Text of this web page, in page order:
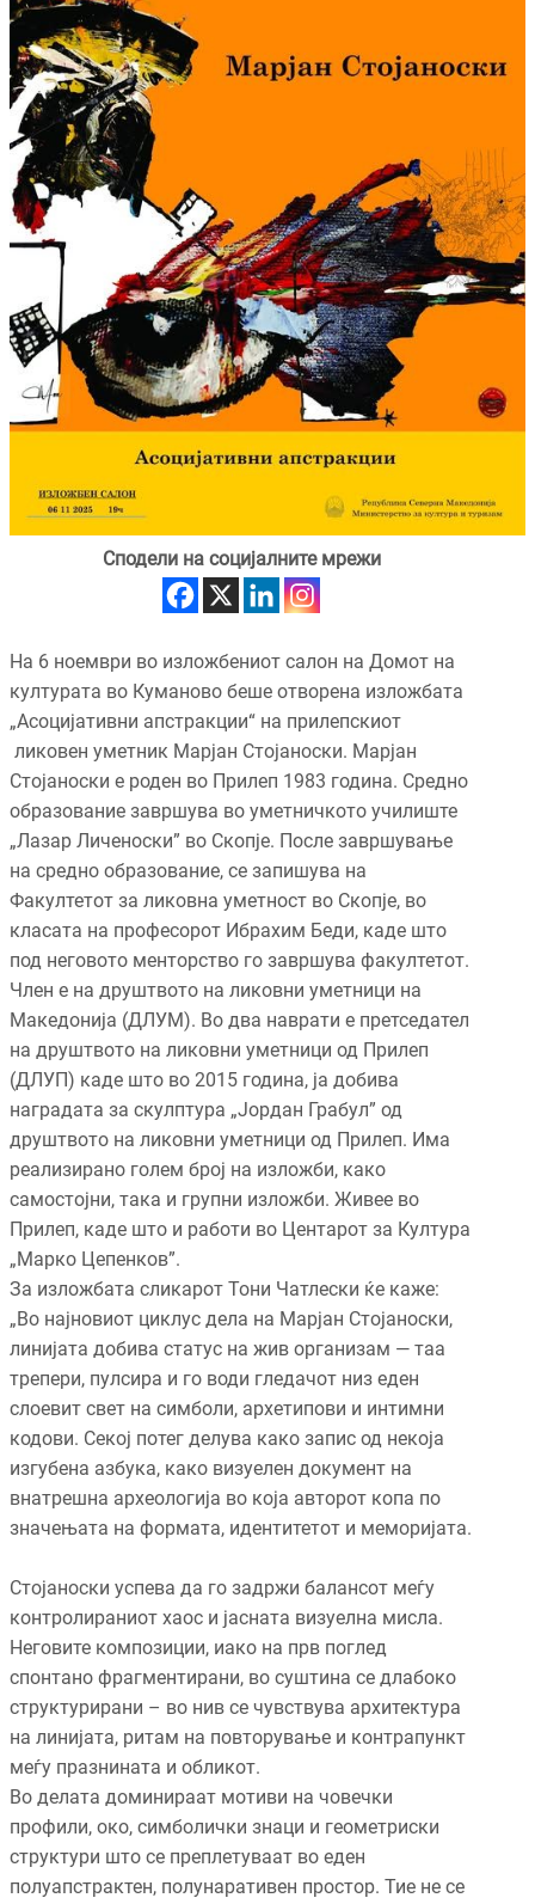
Сподели на социјалните мрежи
На 6 ноември во изложбениот салон на Домот на
културата во Куманово беше отворена изложбата
„Асоцијативни апстракции“ на прилепскиот
ликовен уметник Марјан Стојаноски. Марјан
Стојаноски е роден во Прилеп 1983 година. Средно
образование завршува во уметничкото училиште
„Лазар Личеноски” во Скопје. После завршување
на средно образование, се запишува на
Факултетот за ликовна уметност во Скопје, во
класата на професорот Ибрахим Беди, каде што
под неговото менторство го завршува факултетот.
Член е на друштвото на ликовни уметници на
Македонија (ДЛУМ). Во два наврати е претседател
на друштвото на ликовни уметници од Прилеп
(ДЛУП) каде што во 2015 година, ја добива
наградата за скулптура „Јордан Грабул” од
друштвото на ликовни уметници од Прилеп. Има
реализирано голем број на изложби, како
самостојни, така и групни изложби. Живее во
Прилеп, каде што и работи во Центарот за Култура
„Марко Цепенков”.
За изложбата сликарот Тони Чатлески ќе каже:
„Во најновиот циклус дела на Марјан Стојаноски,
линијата добива статус на жив организам — таа
трепери, пулсира и го води гледачот низ еден
слоевит свет на симболи, архетипови и интимни
кодови. Секој потег делува како запис од некоја
изгубена азбука, како визуелен документ на
внатрешна археологија во која авторот копа по
значењата на формата, идентитетот и меморијата.
Стојаноски успева да го задржи балансот меѓу
контролираниот хаос и јасната визуелна мисла.
Неговите композиции, иако на прв поглед
спонтано фрагментирани, во суштина се длабоко
структурирани – во нив се чувствува архитектура
на линијата, ритам на повторување и контрапункт
меѓу празнината и обликот.
Во делата доминираат мотиви на човечки
профили, око, симболички знаци и геометриски
структури што се преплетуваат во еден
полуапстрактен, полунаративен простор. Тие не се